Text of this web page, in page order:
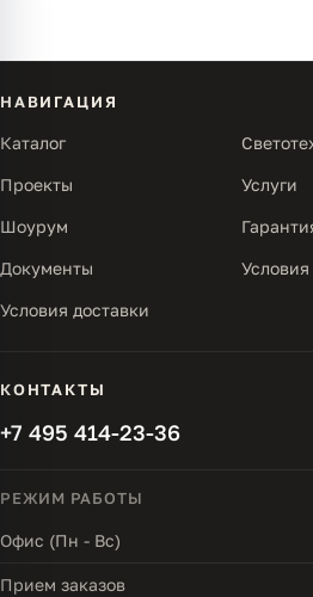
НАВИГАЦИЯ
Каталог
Проекты Услуги
Шоурум
Документы
Условия доставки
КОНТАКТЫ
+7 495 414-23-36
РЕЖИМ РАБОТЫ
Офис (Пн - Вс)
Прием заказов